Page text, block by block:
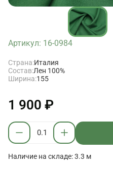
Артикул: 16-0984
Страна:Италия
Состав:Лен 100%
Ширина:155
1 900 ₽
Наличие на складе: 3.3 м